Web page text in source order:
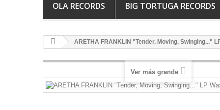
OLA RECORDS BIG TORTUGA RECORDS
ARETHA FRANKLIN "Tender, Moving, Swinging..."
Ver más grande